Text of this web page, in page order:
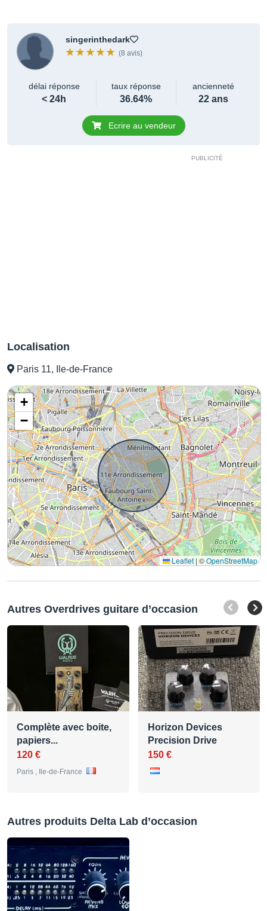
Localisation
Paris 11, Ile-de-France
+
−
Leaflet | ©OpenStreetMap
singerinthedark
(8 avis)
délai réponse
< 24h
taux réponse
36.64%
ancienneté
22 ans
Ecrire au vendeur
Autres Overdrives guitare d’occasion
Complète avec boite,
papiers...
120 €
Paris , Ile-de-France
Horizon Devices
Precision Drive
150 €
Autres produits Delta Lab d’occasion